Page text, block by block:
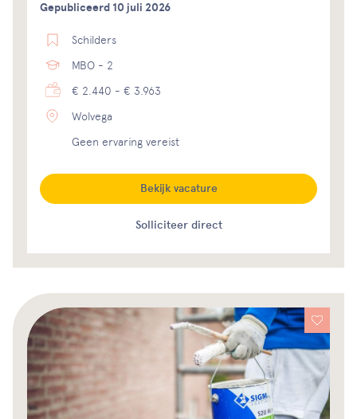
Gepubliceerd 10 juli 2026
Schilders
MBO - 2
€ 2.440 - € 3.963
Wolvega
Geen ervaring vereist
Solliciteer direct
Bekijk vacature